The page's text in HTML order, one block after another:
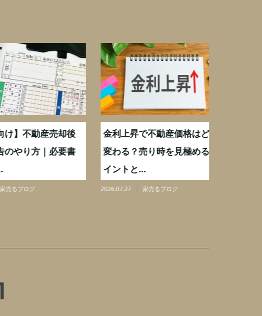
不動産売却後
り方｜必要書
ログ
金利上昇で不動産価格はどう
変わる？売り時を見極めるポ
イントと...
2026.07.27 家売るブログ